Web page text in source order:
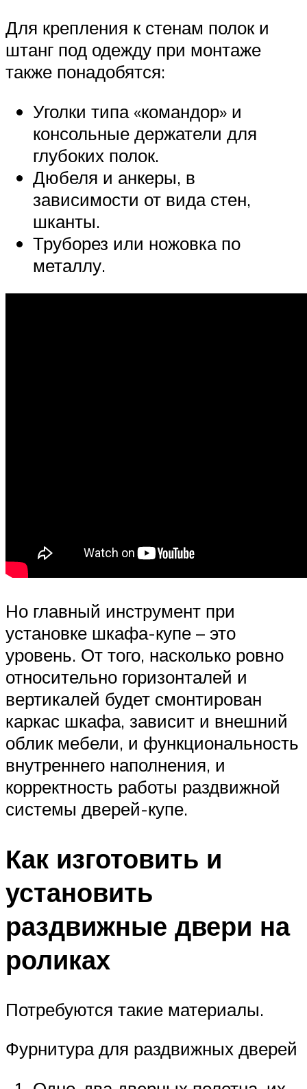
Для крепления к стенам полок и
штанг под одежду при монтаже
также понадобятся:
Уголки типа «командор» и
консольные держатели для
глубоких полок.
Дюбеля и анкеры, в
зависимости от вида стен,
шканты.
Труборез или ножовка по
металлу.
Но главный инструмент при
установке шкафа-купе – это
уровень. От того, насколько ровно
относительно горизонталей и
вертикалей будет смонтирован
каркас шкафа, зависит и внешний
облик мебели, и функциональность
внутреннего наполнения, и
корректность работы раздвижной
системы дверей-купе.
Как изготовить и
установить
раздвижные двери на
роликах
Потребуются такие материалы.
Фурнитура для раздвижных дверей